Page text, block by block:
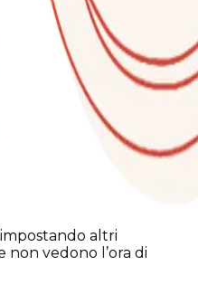
altri
non vedono l’ora di